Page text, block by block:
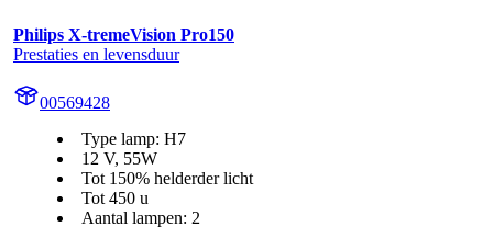
Philips X-tremeVision Pro150
Prestaties en levensduur
00569428
Type lamp: H7
12 V, 55W
Tot 150% helderder licht
Tot 450 u
Aantal lampen: 2